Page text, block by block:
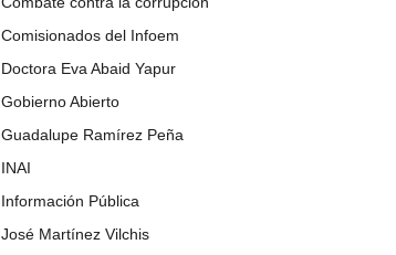
Comisionados del Infoem
Doctora Eva Abaid Yapur
Gobierno Abierto
Guadalupe Ramírez Peña
INAI
Información Pública
José Martínez Vilchis